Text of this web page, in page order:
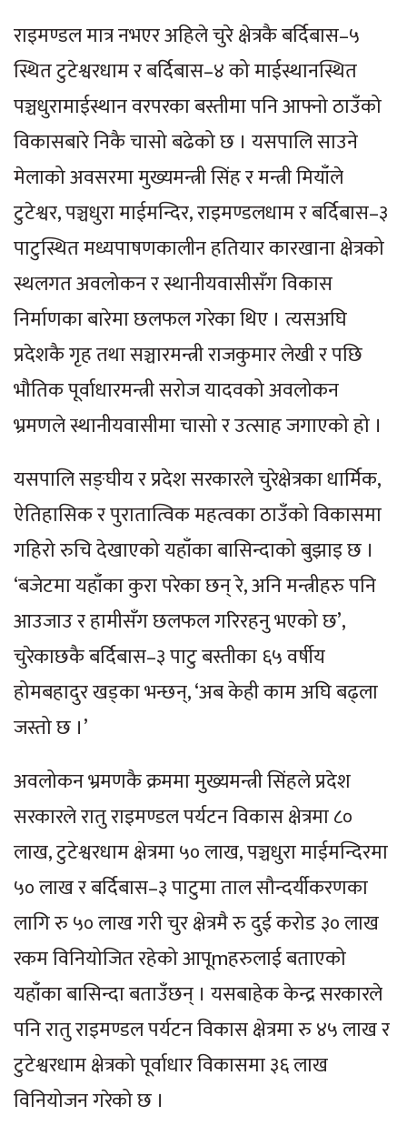
राइमण्डल मात्र नभएर अहिले चुरे क्षेत्रकै बर्दिबास–५
स्थित टुटेश्वरधाम र बर्दिबास–४ को माईस्थानस्थित
पञ्चधुरामाईस्थान वरपरका बस्तीमा पनि आफ्नो ठाउँको
विकासबारे निकै चासो बढेको छ । यसपालि साउने
मेलाको अवसरमा मुख्यमन्त्री सिंह र मन्त्री मियाँले
टुटेश्वर, पञ्चधुरा माईमन्दिर, राइमण्डलधाम र बर्दिबास–३
पाटुस्थित मध्यपाषणकालीन हतियार कारखाना क्षेत्रको
स्थलगत अवलोकन र स्थानीयवासीसँग विकास
निर्माणका बारेमा छलफल गरेका थिए । त्यसअघि
प्रदेशकै गृह तथा सञ्चारमन्त्री राजकुमार लेखी र पछि
भौतिक पूर्वाधारमन्त्री सरोज यादवको अवलोकन
भ्रमणले स्थानीयवासीमा चासो र उत्साह जगाएको हो ।
यसपालि सङ्घीय र प्रदेश सरकारले चुरेक्षेत्रका धार्मिक,
ऐतिहासिक र पुरातात्विक महत्वका ठाउँको विकासमा
गहिरो रुचि देखाएको यहाँका बासिन्दाको बुझाइ छ ।
‘बजेटमा यहाँका कुरा परेका छन् रे, अनि मन्त्रीहरु पनि
आउजाउ र हामीसँग छलफल गरिरहनु भएको छ’,
चुरेकाछकै बर्दिबास–३ पाटु बस्तीका ६५ वर्षीय
होमबहादुर खड्का भन्छन्, ‘अब केही काम अघि बढ्ला
जस्तो छ ।’
अवलोकन भ्रमणकै क्रममा मुख्यमन्त्री सिंहले प्रदेश
सरकारले रातु राइमण्डल पर्यटन विकास क्षेत्रमा ८०
लाख, टुटेश्वरधाम क्षेत्रमा ५० लाख, पञ्चधुरा माईमन्दिरमा
५० लाख र बर्दिबास–३ पाटुमा ताल सौन्दर्यीकरणका
लागि रु ५० लाख गरी चुर क्षेत्रमै रु दुई करोड ३० लाख
रकम विनियोजित रहेको आपूmहरुलाई बताएको
यहाँका बासिन्दा बताउँछन् । यसबाहेक केन्द्र सरकारले
पनि रातु राइमण्डल पर्यटन विकास क्षेत्रमा रु ४५ लाख र
टुटेश्वरधाम क्षेत्रको पूर्वाधार विकासमा ३६ लाख
विनियोजन गरेको छ ।